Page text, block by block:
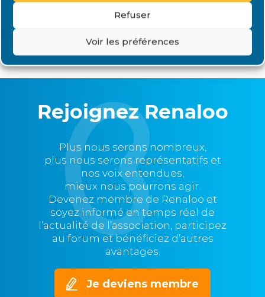
Refuser
Voir les préférences
Connexion
Rejoignez Renaloo
Plus nous serons nombreux,
plus nous serons représentatifs et
nos voix entendues,
mieux nous pourrons agir.
Devenez membre de Renaloo et
soyez informé en temps réel de
l’actualité de l’association, participez
au forum et bénéficiez d’autres
avantages.
Je deviens membre